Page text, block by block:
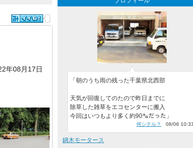
年08月17日
「朝のうち雨の残った千葉県北西部
天気が回復してのたので昨日までに
除草した雑草をエコセンターに搬入
今回はいつもより多く約90㌔だった」
何シテル？ 08/06 10:33
鏑木モータース